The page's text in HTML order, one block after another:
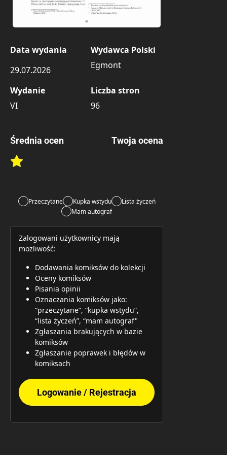
Data wydania
29.07.2026
Wydawca Polski
Egmont
Wydanie
VI
Liczba stron
96
Średnia ocen
Rate this item:
Twoja ocena
Przeczytane Kupka wstydu
Lista życzeń
Mam autograf
Zalogowani użytkownicy mają
możliwość:
Dodawania komiksów do kolekcji
Oceny komiksów
Pisania opinii
Oznaczania komiksów jako:
“przeczytane”, “kupka wstydu”,
“lista życzeń”, “mam autograf"
Zgłaszania brakujących w bazie
komiksów
Zgłaszanie poprawek i błędów w
komiksach
Logowanie / Rejestracja